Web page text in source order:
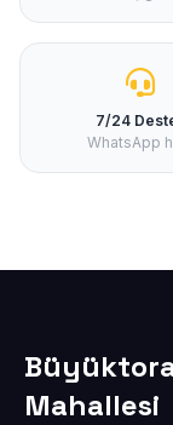
7/24
WhatsApp
Mahallesi